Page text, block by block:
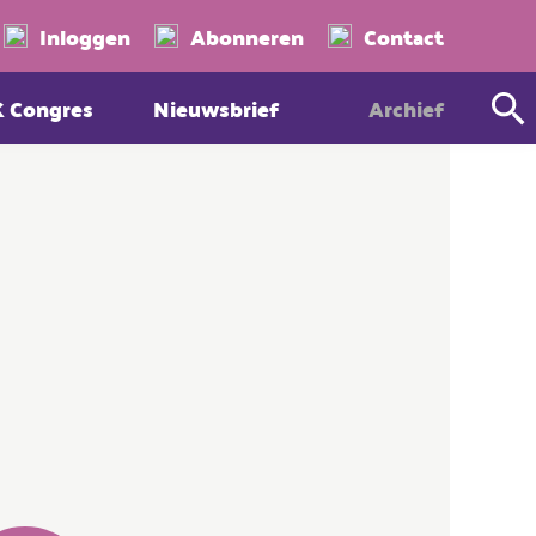
Inloggen Abonneren
Contact
Congres Nieuwsbrief Archief
Zoeken